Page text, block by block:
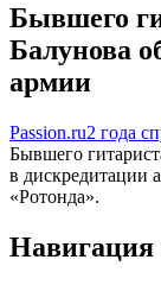
Бывшего
Балунова
армии
Passion.ru2 года
Бывшего
в дискредитации
«Ротонда».
Навигация